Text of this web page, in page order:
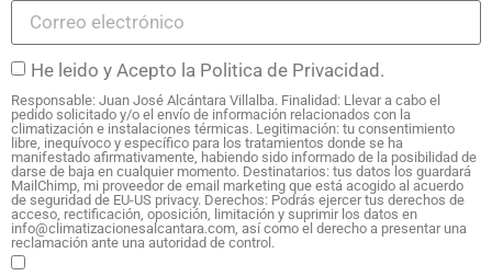
He leido y Acepto la Politica de Privacidad.
Responsable: Juan José Alcántara Villalba. Finalidad: Llevar a cabo el
pedido solicitado y/o el envío de información relacionados con la
climatización e instalaciones térmicas. Legitimación: tu consentimiento
libre, inequívoco y específico para los tratamientos donde se ha
manifestado afirmativamente, habiendo sido informado de la posibilidad de
darse de baja en cualquier momento. Destinatarios: tus datos los guardará
MailChimp, mi proveedor de email marketing que está acogido al acuerdo
de seguridad de EU-US privacy. Derechos: Podrás ejercer tus derechos de
acceso, rectificación, oposición, limitación y suprimir los datos en
info@climatizacionesalcantara.com, así como el derecho a presentar una
reclamación ante una autoridad de control.